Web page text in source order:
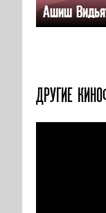
Ашиш
ДРУГИЕ